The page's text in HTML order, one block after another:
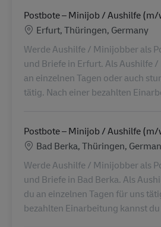
Postbote – Minijob / Aushilfe
Lokalizacja
Erfurt, Thüringen, Germany
Werde Aushilfe / Minijobber als
und Briefe in Erfurt. Als Aushilfe
an einzelnen Tagen oder auch
tätig. Nach einer bezahlten
Postbote – Minijob / Aushilfe
Lokalizacja
Bad Berka, Thüringen,
Werde Aushilfe / Minijobber als
und Briefe in Bad Berka. Als
du an einzelnen Tagen für uns
bezahlten Einarbeitung kannst